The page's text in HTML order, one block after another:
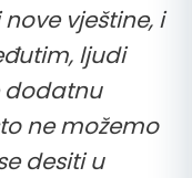
vještine, i
ljudi
dodatnu
ne možemo
desiti u